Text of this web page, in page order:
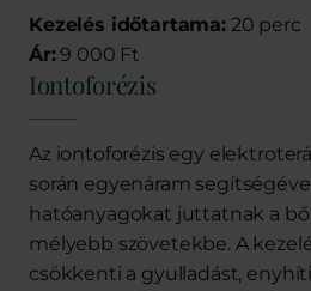
Kezelés időtartama: 20 perc
Ár: 9 000 Ft
Iontoforézis
Az iontoforézis egy
során egyenáram
hatóanyagokat juttatnak a
mélyebb szövetekbe. A
csökkenti a gyulladást,